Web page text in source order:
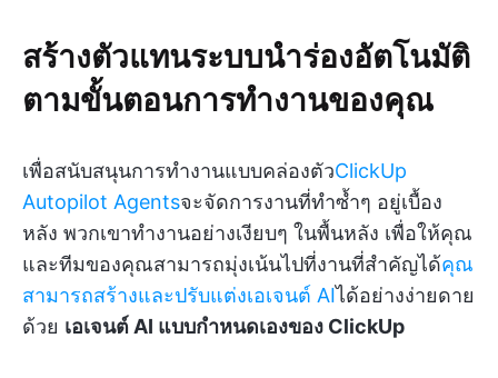
สร้างตัวแทนระบบนำร่องอัตโนมัติ
ตามขั้นตอนการทำงานของคุณ
เพื่อสนับสนุนการทำงานแบบคล่องตัวClickUp
Autopilot Agentsจะจัดการงานที่ทำซ้ำๆ อยู่เบื้อง
หลัง พวกเขาทำงานอย่างเงียบๆ ในพื้นหลัง เพื่อให้คุณ
และทีมของคุณสามารถมุ่งเน้นไปที่งานที่สำคัญได้คุณ
สามารถสร้างและปรับแต่งเอเจนต์ AIได้อย่างง่ายดาย
ด้วย เอเจนต์ AI แบบกำหนดเองของ ClickUp